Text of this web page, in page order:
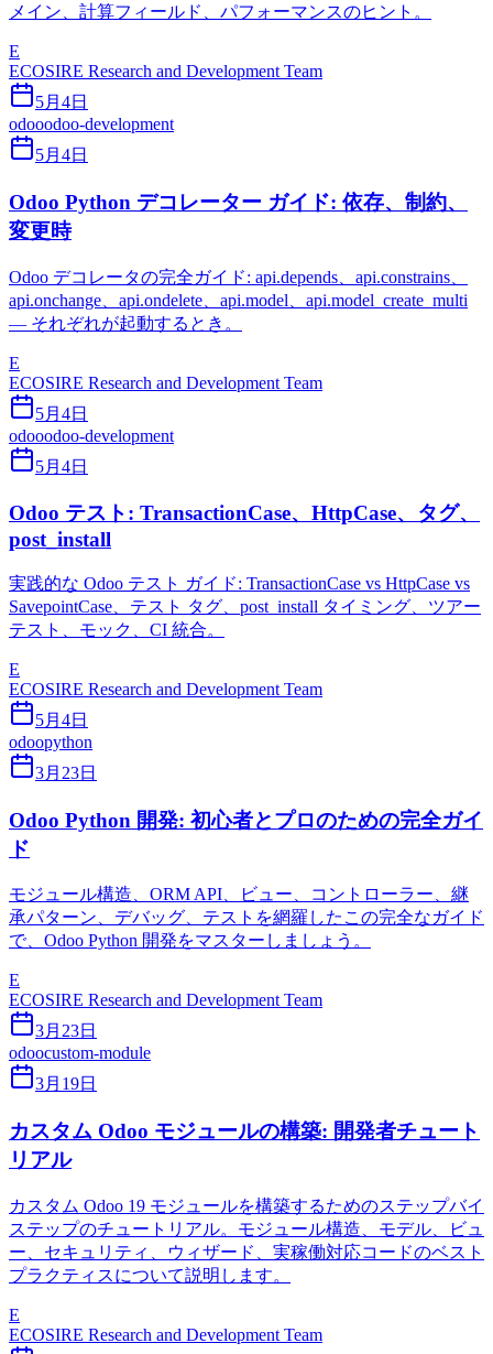
メイン、計算フィールド、パフォーマンスのヒント。
E
ECOSIRE Research and Development Team
5月4日
odooodoo-development
5月4日
Odoo Python デコレーター ガイド: 依存、制約、
変更時
Odoo デコレータの完全ガイド: api.depends、api.constrains、
api.onchange、api.ondelete、api.model、api.model_create_multi
— それぞれが起動するとき。
E
ECOSIRE Research and Development Team
5月4日
odooodoo-development
5月4日
Odoo テスト: TransactionCase、HttpCase、タグ、
post_install
実践的な Odoo テスト ガイド: TransactionCase vs HttpCase vs
SavepointCase、テスト タグ、post_install タイミング、ツアー
テスト、モック、CI 統合。
E
ECOSIRE Research and Development Team
5月4日
odoopython
3月23日
Odoo Python 開発: 初心者とプロのための完全ガイ
ド
モジュール構造、ORM API、ビュー、コントローラー、継
承パターン、デバッグ、テストを網羅したこの完全なガイド
で、Odoo Python 開発をマスターしましょう。
E
ECOSIRE Research and Development Team
3月23日
odoocustom-module
3月19日
カスタム Odoo モジュールの構築: 開発者チュート
リアル
カスタム Odoo 19 モジュールを構築するためのステップバイ
ステップのチュートリアル。モジュール構造、モデル、ビュ
ー、セキュリティ、ウィザード、実稼働対応コードのベスト
プラクティスについて説明します。
E
ECOSIRE Research and Development Team